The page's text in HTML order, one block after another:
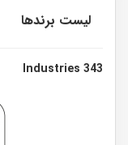
لیست برندها
343 Industries